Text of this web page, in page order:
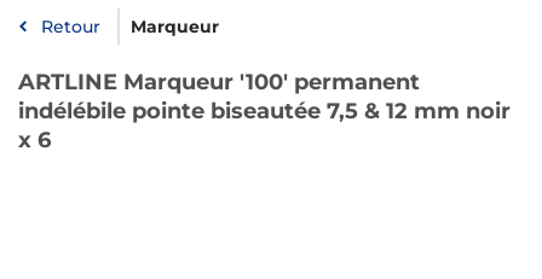
Retour Marqueur
ARTLINE Marqueur '100' permanent
indélébile pointe biseautée 7,5 & 12 mm noir
x 6